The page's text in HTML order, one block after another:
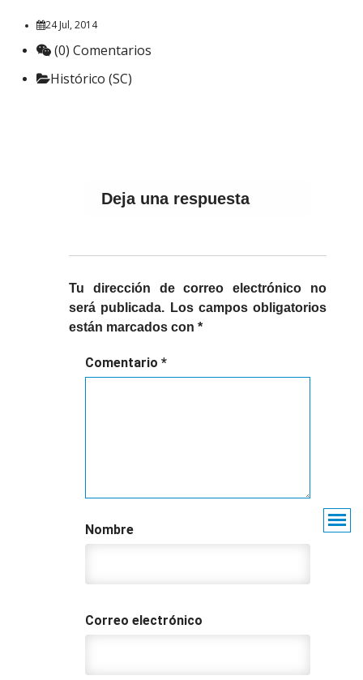
24 Jul, 2014
(0) Comentarios
Histórico (SC)
Deja una respuesta
Tu dirección de correo electrónico no
será publicada. Los campos obligatorios
están marcados con *
Comentario *
Nombre
Correo electrónico